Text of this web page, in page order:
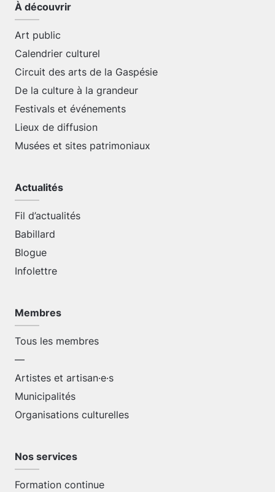
À découvrir
Art public
Calendrier culturel
Circuit des arts de la Gaspésie
De la culture à la grandeur
Festivals et événements
Lieux de diffusion
Musées et sites patrimoniaux
Actualités
Fil d’actualités
Babillard
Blogue
Infolettre
Membres
Tous les membres
—
Artistes et artisan·e·s
Municipalités
Organisations culturelles
Nos services
Formation continue